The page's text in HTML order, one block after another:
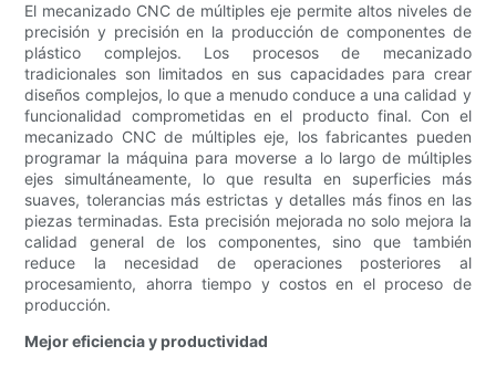
El mecanizado CNC de múltiples eje permite altos niveles de
precisión y precisión en la producción de componentes de
plástico complejos. Los procesos de mecanizado
tradicionales son limitados en sus capacidades para crear
diseños complejos, lo que a menudo conduce a una calidad y
funcionalidad comprometidas en el producto final. Con el
mecanizado CNC de múltiples eje, los fabricantes pueden
programar la máquina para moverse a lo largo de múltiples
ejes simultáneamente, lo que resulta en superficies más
suaves, tolerancias más estrictas y detalles más finos en las
piezas terminadas. Esta precisión mejorada no solo mejora la
calidad general de los componentes, sino que también
reduce la necesidad de operaciones posteriores al
procesamiento, ahorra tiempo y costos en el proceso de
producción.
Mejor eficiencia y productividad